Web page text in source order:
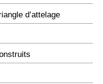
d’attelage